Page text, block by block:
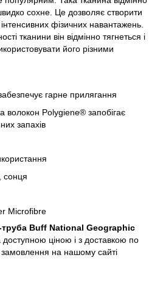
сохне. Це дозволяє створити
фізичних навантажень.
тканини він відмінно тягнеться і
його різними
гарне прилягання
волокон Polygiene® запобігає
запахів
сонця
Microfibre
Buff National Geographic
доступною ціною і з доставкою по
на нашому сайті